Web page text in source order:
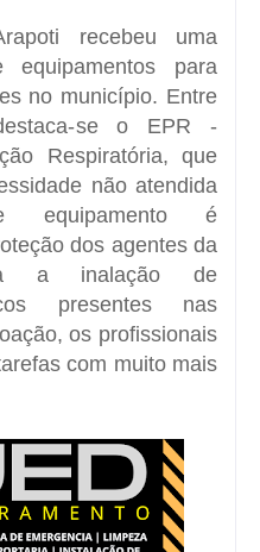
recebeu uma
equipamentos para
no município. Entre
se o EPR -
Respiratória, que
não atendida
equipamento é
dos agentes da
a inalação de
presentes nas
os profissionais
com muito mais